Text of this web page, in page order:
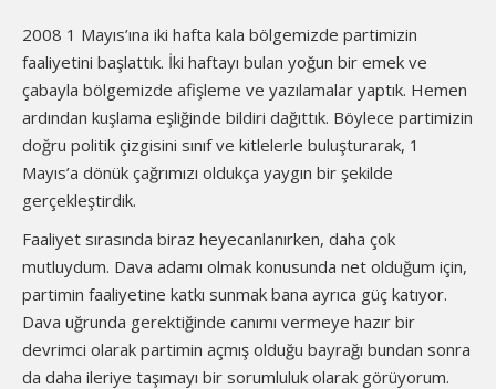
2008 1 Mayıs’ına iki hafta kala bölgemizde partimizin
faaliyetini başlattık. İki haftayı bulan yoğun bir emek ve
çabayla bölgemizde afişleme ve yazılamalar yaptık. Hemen
ardından kuşlama eşliğinde bildiri dağıttık. Böylece partimizin
doğru politik çizgisini sınıf ve kitlelerle buluşturarak, 1
Mayıs’a dönük çağrımızı oldukça yaygın bir şekilde
gerçekleştirdik.
Faaliyet sırasında biraz heyecanlanırken, daha çok
mutluydum. Dava adamı olmak konusunda net olduğum için,
partimin faaliyetine katkı sunmak bana ayrıca güç katıyor.
Dava uğrunda gerektiğinde canımı vermeye hazır bir
devrimci olarak partimin açmış olduğu bayrağı bundan sonra
da daha ileriye taşımayı bir sorumluluk olarak görüyorum.